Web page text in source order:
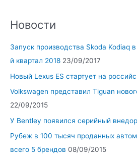
Новости
Запуск производства Skoda Kodiaq
й квартал 2018 23/09/2017
Новый Lexus ES стартует на
Volkswagen представил Tiguan
22/09/2015
У Bentley появился серийный
Рубеж в 100 тысяч проданных
всего 5 брендов 08/09/2015